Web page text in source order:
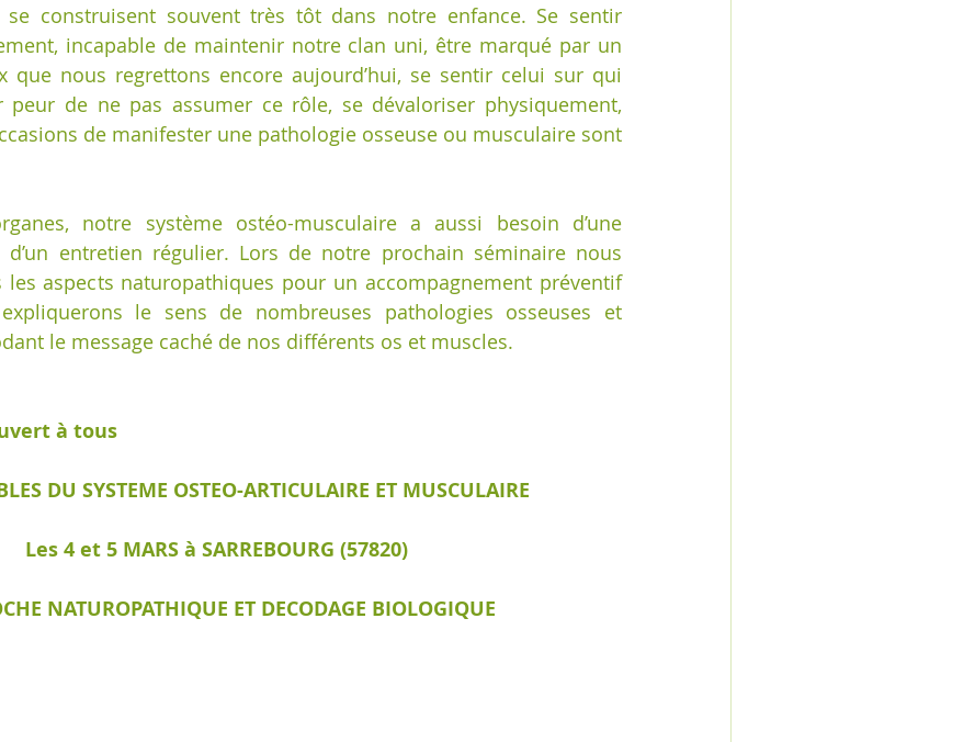
se construisent souvent très tôt dans notre enfance. Se sentir
incapable de maintenir notre clan uni, être marqué par un
que nous regrettons encore aujourd’hui, se sentir celui sur qui
de ne pas assumer ce rôle, se dévaloriser physiquement,
de manifester une pathologie osseuse ou musculaire sont
notre système ostéo-musculaire a aussi besoin d’une
entretien régulier. Lors de notre prochain séminaire nous
aspects naturopathiques pour un accompagnement préventif
le sens de nombreuses pathologies osseuses et
le message caché de nos différents os et muscles.
à tous
DU SYSTEME OSTEO-ARTICULAIRE ET MUSCULAIRE
Les 4 et 5 MARS à SARREBOURG (57820)
NATUROPATHIQUE ET DECODAGE BIOLOGIQUE